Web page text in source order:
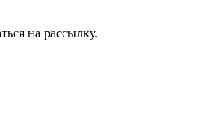
на рассылку.